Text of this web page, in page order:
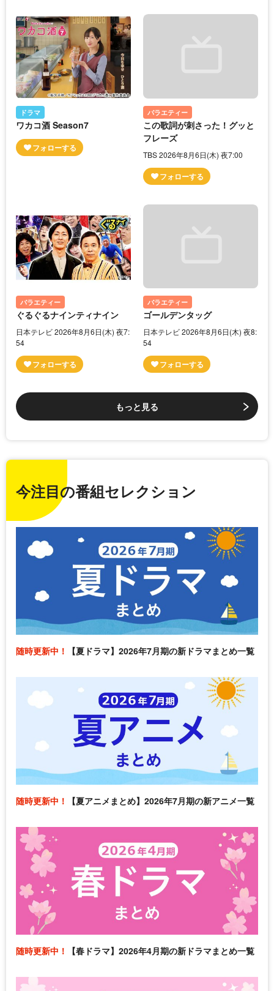
ドラマ
ワカコ酒 Season7
バラエティー
この歌詞が刺さった！グッと
フレーズ
TBS 2026年8月6日(木) 夜7:00
バラエティー
ぐるぐるナインティナイン
日本テレビ 2026年8月6日(木) 夜7:
54
バラエティー
ゴールデンタッグ
日本テレビ 2026年8月6日(木) 夜8:
54
もっと見る
今注目の番組セレクション
随時更新中！ 【夏ドラマ】2026年7月期の新ドラマまとめ一覧
随時更新中！ 【夏アニメまとめ】2026年7月期の新アニメ一覧
随時更新中！ 【春ドラマ】2026年4月期の新ドラマまとめ一覧